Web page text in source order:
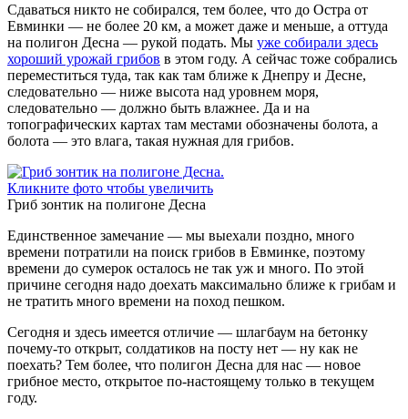
Сдаваться никто не собирался, тем более, что до Остра от
Евминки — не более 20 км, а может даже и меньше, а оттуда
на полигон Десна — рукой подать. Мы уже собирали здесь
хороший урожай грибов в этом году. А сейчас тоже собрались
переместиться туда, так как там ближе к Днепру и Десне,
следовательно — ниже высота над уровнем моря,
следовательно — должно быть влажнее. Да и на
топографических картах там местами обозначены болота, а
болота — это влага, такая нужная для грибов.
Гриб зонтик на полигоне Десна
Единственное замечание — мы выехали поздно, много
времени потратили на поиск грибов в Евминке, поэтому
времени до сумерок осталось не так уж и много. По этой
причине сегодня надо доехать максимально ближе к грибам и
не тратить много времени на поход пешком.
Сегодня и здесь имеется отличие — шлагбаум на бетонку
почему-то открыт, солдатиков на посту нет — ну как не
поехать? Тем более, что полигон Десна для нас — новое
грибное место, открытое по-настоящему только в текущем
году.